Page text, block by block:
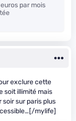
par mois
exclure cette
soit illimité mais
sur paris plus
mylife]